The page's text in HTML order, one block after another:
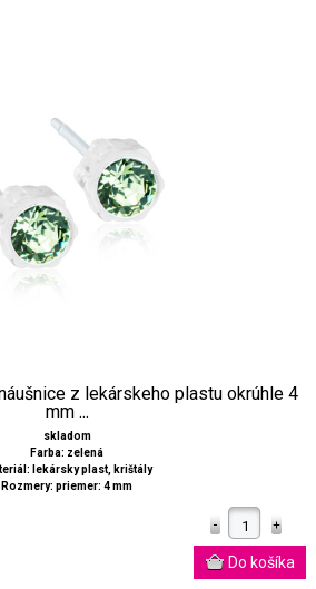
z lekárskeho plastu okrúhle 4
mm ...
skladom
Farba: zelená
lekársky plast, krištály
Rozmery: priemer: 4 mm